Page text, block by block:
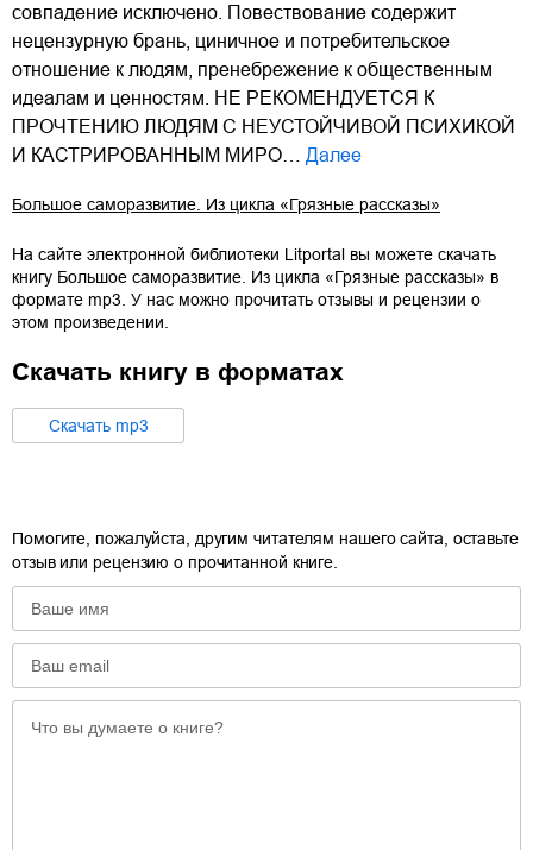
совпадение исключено. Повествование содержит
нецензурную брань, циничное и потребительское
отношение к людям, пренебрежение к общественным
идеалам и ценностям. НЕ РЕКОМЕНДУЕТСЯ К
ПРОЧТЕНИЮ ЛЮДЯМ С НЕУСТОЙЧИВОЙ ПСИХИКОЙ
И КАСТРИРОВАННЫМ МИРО…
Далее
Большое саморазвитие. Из цикла «Грязные рассказы»
На сайте электронной библиотеки Litportal вы можете скачать
книгу Большое саморазвитие. Из цикла «Грязные рассказы» в
формате mp3 . У нас можно прочитать отзывы и рецензии о
этом произведении.
Скачать книгу в форматах
Cкачать mp3
Помогите, пожалуйста, другим читателям нашего сайта, оставьте
отзыв или рецензию о прочитанной книге.